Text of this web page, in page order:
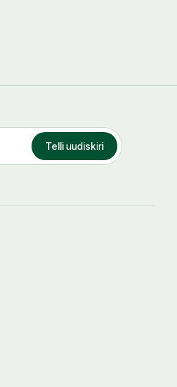
Telli uudiskiri